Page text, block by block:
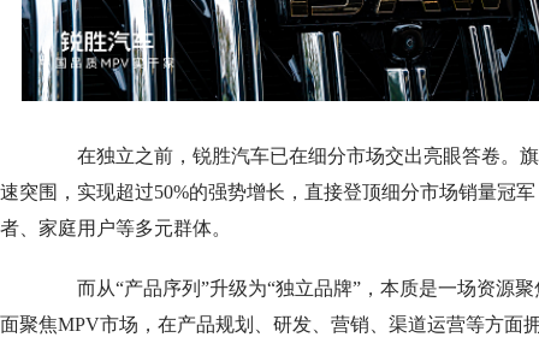
在独立之前，锐胜汽车已在细分市场交出亮眼答卷。旗
速突围，实现超过50%的强势增长，直接登顶细分市场销量冠
者、家庭用户等多元群体。
而从“产品序列”升级为“独立品牌”，本质是一场资源聚
面聚焦MPV市场，在产品规划、研发、营销、渠道运营等方面